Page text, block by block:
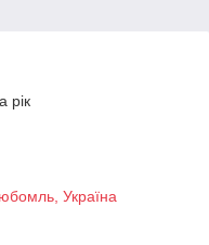
рік
Україна